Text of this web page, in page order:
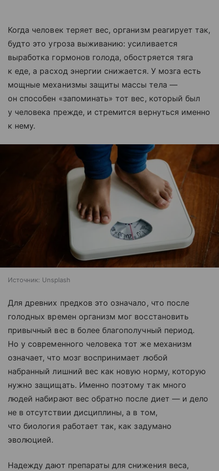
Когда человек теряет вес, организм реагирует так,
будто это угроза выживанию: усиливается
выработка гормонов голода, обостряется тяга
к еде, а расход энергии снижается. У мозга есть
мощные механизмы защиты массы тела —
он способен «запоминать» тот вес, который был
у человека прежде, и стремится вернуться именно
к нему.
Источник: Unsplash
Для древних предков это означало, что после
голодных времен организм мог восстановить
привычный вес в более благополучный период.
Но у современного человека тот же механизм
означает, что мозг воспринимает любой
набранный лишний вес как новую норму, которую
нужно защищать. Именно поэтому так много
людей набирают вес обратно после диет — и дело
не в отсутствии дисциплины, а в том,
что биология работает так, как задумано
эволюцией.
Надежду дают препараты для снижения веса,